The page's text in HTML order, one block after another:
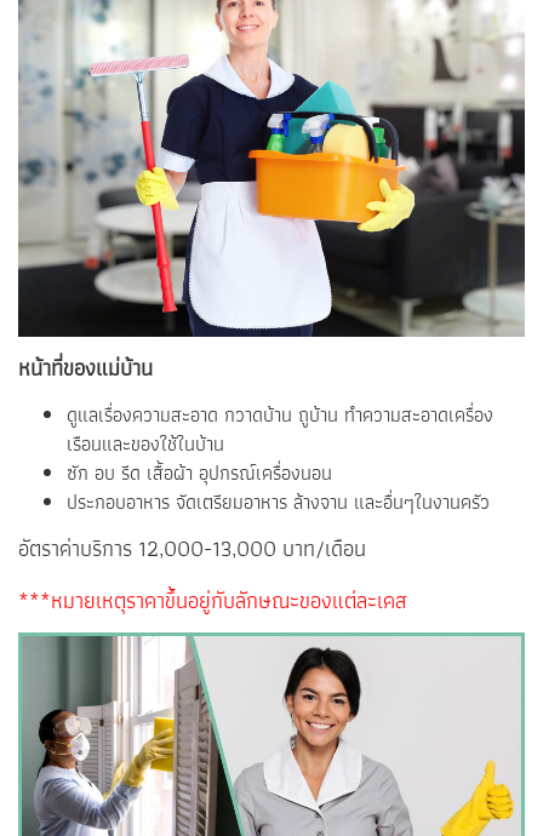
หน้าที่ของแม่บ้าน
ดูแลเรื่องความสะอาด กวาดบ้าน ถูบ้าน ทำความสะอาดเครื่อง
เรือนและของใช้ในบ้าน
ซัก อบ รีด เสื้อผ้า อุปกรณ์เครื่องนอน
ประกอบอาหาร จัดเตรียมอาหาร ล้างจาน และอื่นๆในงานครัว
อัตราค่าบริการ 12,000-13,000 บาท/เดือน
***หมายเหตุราคาขึ้นอยู่กับลักษณะของแต่ละเคส